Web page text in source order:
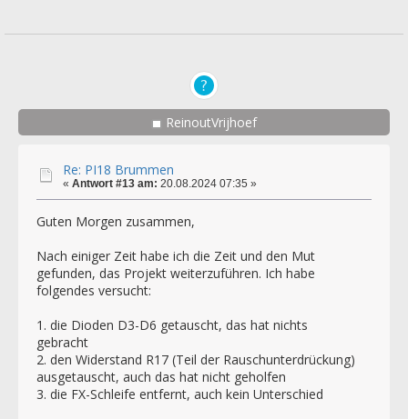
ReinoutVrijhoef
Re: PI18 Brummen
« Antwort #13 am: 20.08.2024 07:35 »
Guten Morgen zusammen,
Nach einiger Zeit habe ich die Zeit und den Mut
gefunden, das Projekt weiterzuführen. Ich habe
folgendes versucht:
1. die Dioden D3-D6 getauscht, das hat nichts
gebracht
2. den Widerstand R17 (Teil der Rauschunterdrückung)
ausgetauscht, auch das hat nicht geholfen
3. die FX-Schleife entfernt, auch kein Unterschied